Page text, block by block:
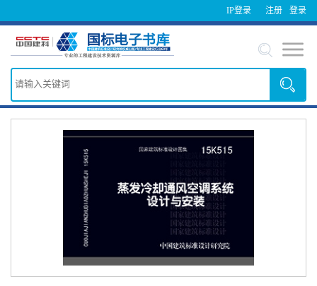
IP登录 登录
注册